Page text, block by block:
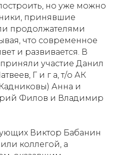
но уже можно
принявшие
продолжателями
что современное
и развивается. В
участие Данил
Г и г а, т/о АК
Анна и
Филов и Владимир
Виктор Бабанин
коллегой, а